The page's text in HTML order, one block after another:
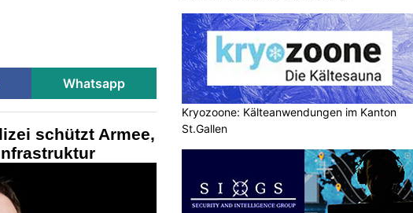
Whatsapp
schützt Armee,
Kryozoone: Kälteanwendungen im Kanton
St.Gallen